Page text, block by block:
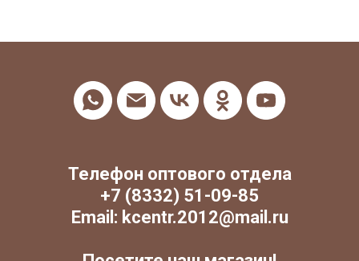
Телефон оптового отдела
+7 (8332) 51-09-85
Email: kcentr.2012@mail.ru